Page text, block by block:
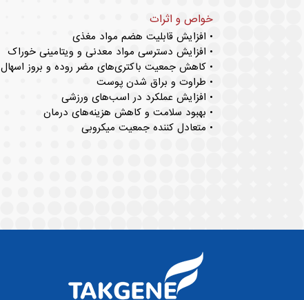
خواص و اثرات
• افزایش قابلیت هضم مواد مغذی
• افزایش دسترسی مواد معدنی و ویتامینی خوراک
• کاهش جمعیت باکتری‌های مضر روده و بروز اسهال
• طراوت و براق شدن پوست
• افزایش عملکرد در اسب‌های ورزشی
• بهبود سلامت و کاهش هزینه‌های درمان
• متعادل کننده جمعیت میکروبی